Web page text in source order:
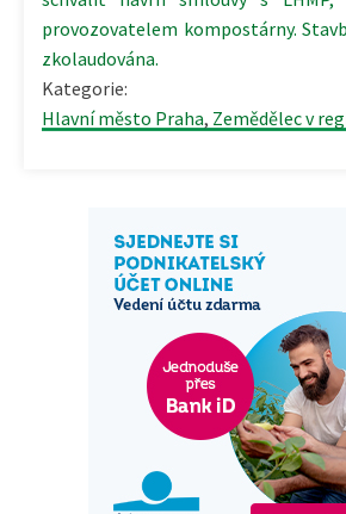
provozovatelem kompostárny.
zkolaudována.
Kategorie:
Hlavní město Praha, Zemědělec v